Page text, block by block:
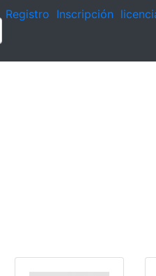
Registro Inscripción